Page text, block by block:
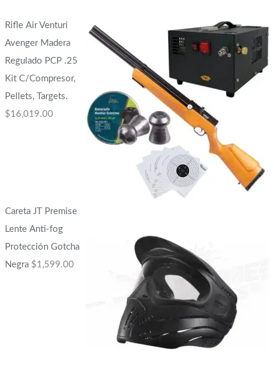
Rifle Air Venturi
Avenger Madera
Regulado PCP .25
Kit C/Compresor,
Pellets, Targets.
$16,019.00
Careta JT Premise
Lente Anti-fog
Protección Gotcha
Negra $1,599.00